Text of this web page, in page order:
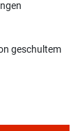
geschultem